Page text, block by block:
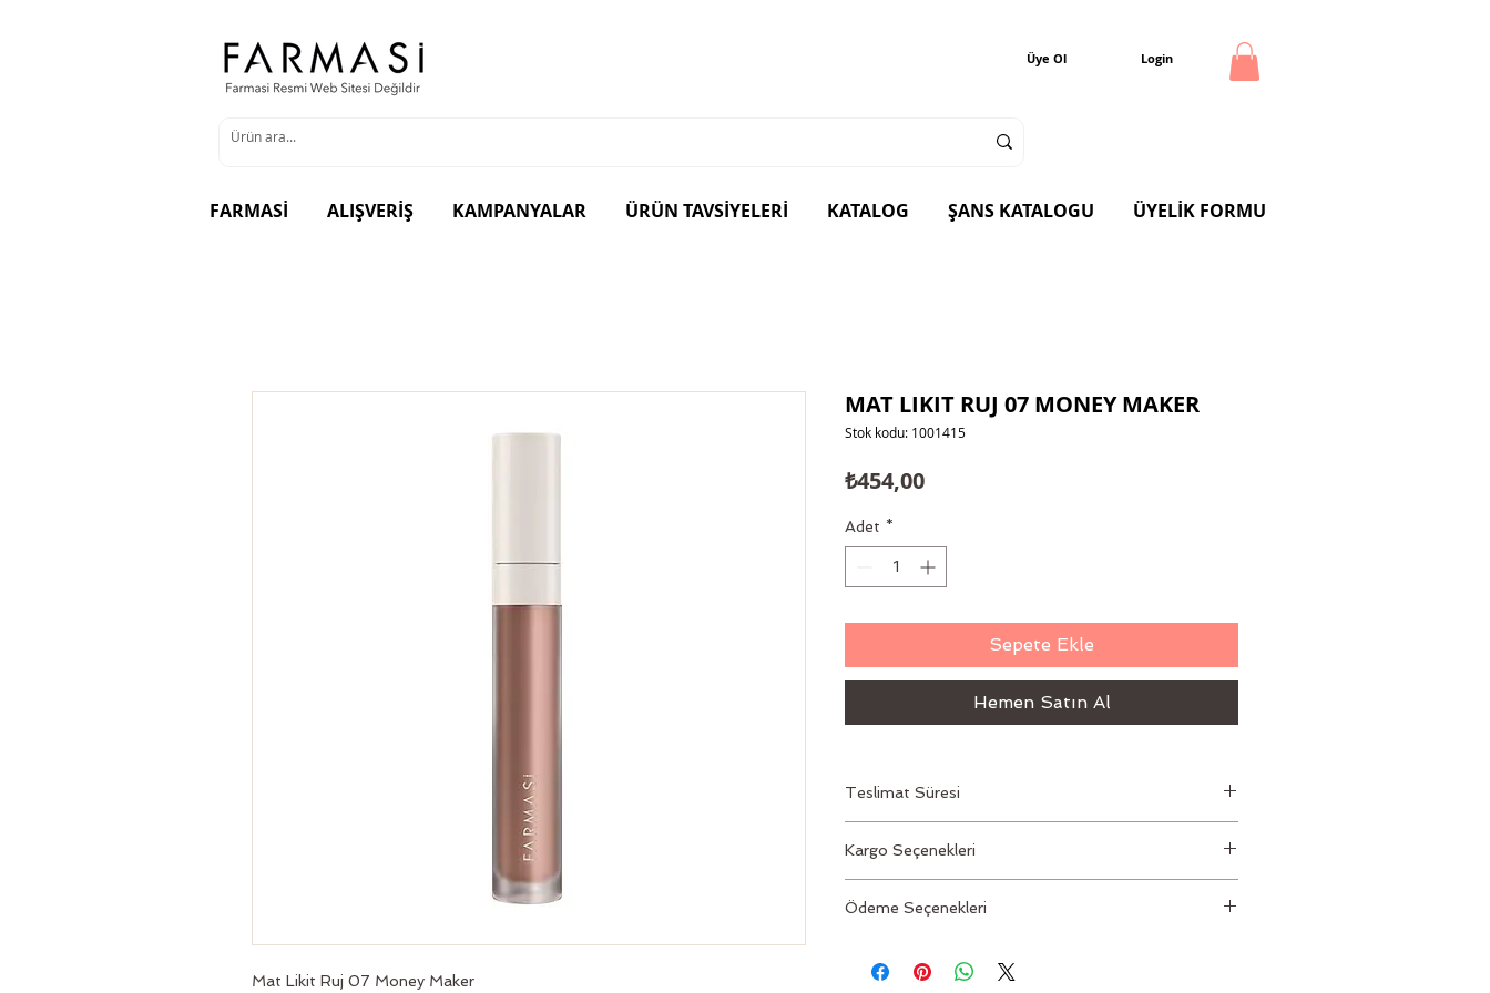
Üye Ol Login
FARMASİ ALIŞVERİŞ KAMPANYALAR ÜRÜN TAVSİYELERİ KATALOG ŞANS KATALOGU ÜYELİK FORMU
Mat Likit Ruj 07 Money Maker
MAT LIKIT RUJ 07 MONEY MAKER
Stok kodu: 1001415
₺454,00Fiyat
Adet *
Sepete Ekle
Hemen Satın Al
Teslimat Süresi
Kargo Seçenekleri
Ödeme Seçenekleri